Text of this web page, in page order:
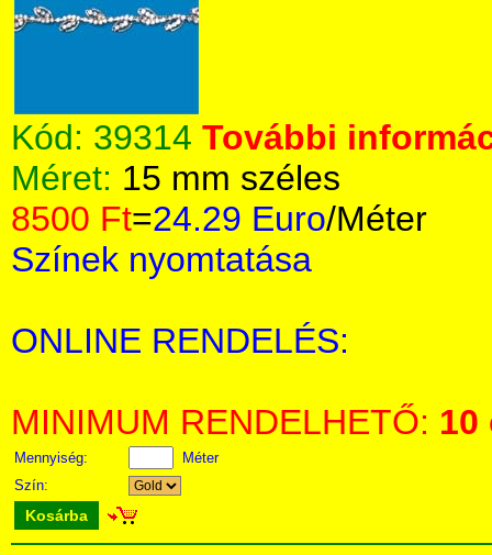
Kód: 39314 További
Méret: 15 mm széles
8500 Ft=24.29 Euro/Méter
Színek nyomtatása
ONLINE RENDELÉS:
MINIMUM RENDELHETŐ: 10
Mennyiség:
Méter
Szín:
Kosárba